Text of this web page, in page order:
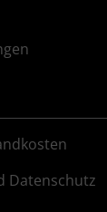
Datenschutz